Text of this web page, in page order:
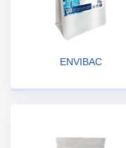
ENVIBAC